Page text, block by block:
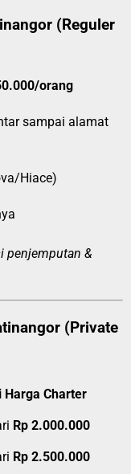
(Reguler
orang
sampai alamat
Hiace)
penjemputan &
(Private
Harga Charter
Rp 2.000.000
Rp 2.500.000